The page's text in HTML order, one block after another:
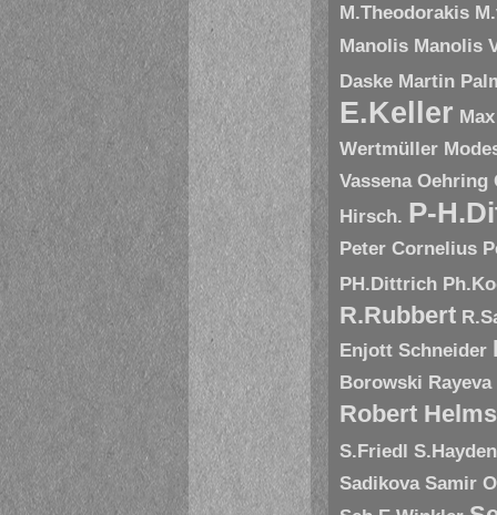
M.Theodorakis
Manolis Manolis
Daske Martin
E.Keller
Wertmüller
Vassena Oehring
Hirsch. P-
Peter Cornelius
PH.Dittrich
R.Rubbert
Enjott Schneider
Borowski Rayeva
Robert
S.Friedl S.Hayden
Sadikova Samir